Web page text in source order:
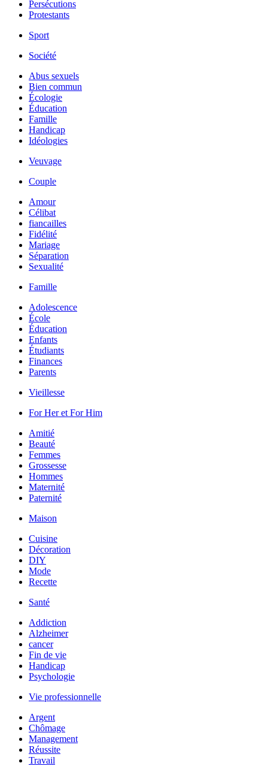
Persécutions
Protestants
Sport
Société
Abus sexuels
Bien commun
Écologie
Éducation
Famille
Handicap
Idéologies
Veuvage
Couple
Amour
Célibat
fiancailles
Fidélité
Mariage
Séparation
Sexualité
Famille
Adolescence
École
Éducation
Enfants
Étudiants
Finances
Parents
Vieillesse
For Her et For Him
Amitié
Beauté
Femmes
Grossesse
Hommes
Maternité
Paternité
Maison
Cuisine
Décoration
DIY
Mode
Recette
Santé
Addiction
Alzheimer
cancer
Fin de vie
Handicap
Psychologie
Vie professionnelle
Argent
Chômage
Management
Réussite
Travail